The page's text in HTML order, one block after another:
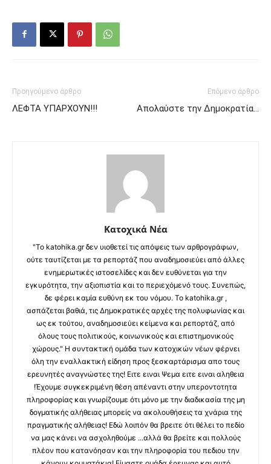
Προηγούμενο άρθρο
ΛΕΦΤΑ ΥΠΑΡΧΟΥΝ!!!
Επόμενο άρθρο
Απολαύστε την Δημοκρατία…
Κατοχικά Νέα
"Το katohika.gr δεν υιοθετεί τις απόψεις των αρθρογράφων,
ούτε ταυτίζεται με τα ρεπορτάζ που αναδημοσιεύει από άλλες
ενημερωτικές ιστοσελίδες και δεν ευθύνεται για την
εγκυρότητα, την αξιοπιστία και το περιεχόμενό τους. Συνεπώς,
δε φέρει καμία ευθύνη εκ του νόμου. Το katohika.gr ,
ασπάζεται βαθιά, τις Δημοκρατικές αρχές της πολυφωνίας και
ως εκ τούτου, αναδημοσιεύει κείμενα και ρεπορτάζ, από
όλους τους πολιτικούς, κοινωνικούς και επιστημονικούς
χώρους." Η συντακτική ομάδα των κατοχικών νέων φέρνει
όλη την εναλλακτική είδηση προς ξεσκαρτάρισμα απο τους
ερευνητές αναγνώστες της! Ειτε ειναι Ψεμα ειτε ειναι αληθεια
!Έχουμε συγκεκριμένη θέση απέναντι στην υπεροντοτητα
πληροφορίας και γνωρίζουμε ότι μόνο με την διαδικασία της μη
δογματικής αλήθειας μπορείς να ακολουθήσεις τα χνάρια της
πραγματικής αλήθειας! Εδώ λοιπόν θα βρειτε ότι θέλει το πεδίο
να μας κάνει να ασχοληθούμε ...αλλά θα βρείτε και πολλούς
πλέον που κατανόησαν και την πληροφορία του πεδιου την